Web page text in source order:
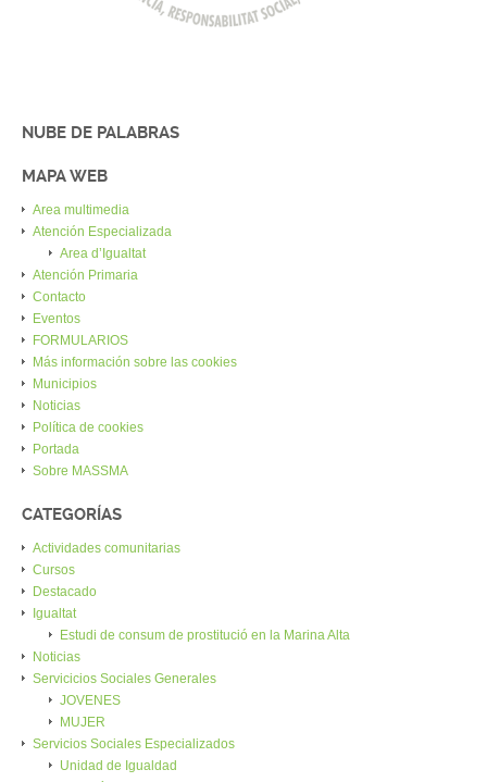
NUBE DE PALABRAS
MAPA WEB
Area multimedia
Atención Especializada
Area d’Igualtat
Atención Primaria
Contacto
Eventos
FORMULARIOS
Más información sobre las cookies
Municipios
Noticias
Política de cookies
Portada
Sobre MASSMA
CATEGORÍAS
Actividades comunitarias
Cursos
Destacado
Igualtat
Estudi de consum de prostitució en la Marina Alta
Noticias
Servicicios Sociales Generales
JOVENES
MUJER
Servicios Sociales Especializados
Unidad de Igualdad